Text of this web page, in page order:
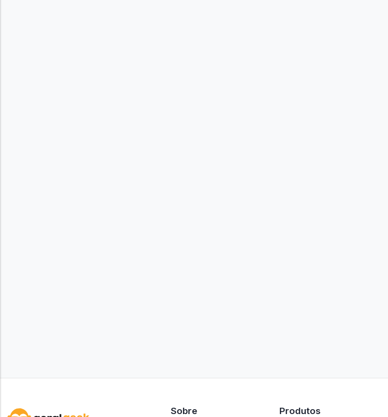
Sobre Produtos